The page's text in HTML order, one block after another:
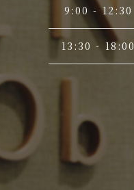
9:00 - 12:30
13:30 - 18:00